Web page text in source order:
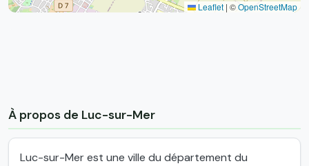
Leaflet | ©OpenStreetMap
À propos de Luc-sur-Mer
Luc-sur-Mer est une ville du département du